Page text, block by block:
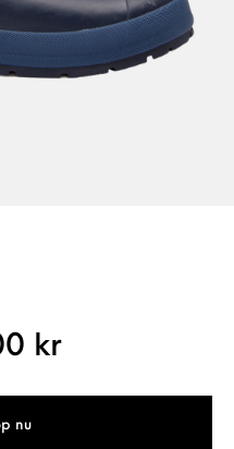
krDet
nu